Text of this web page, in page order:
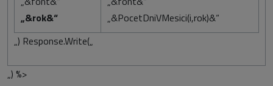
„&rok&“
„&PocetDniVMesici(i,rok)&“
„) Response.Write(„
„) %>